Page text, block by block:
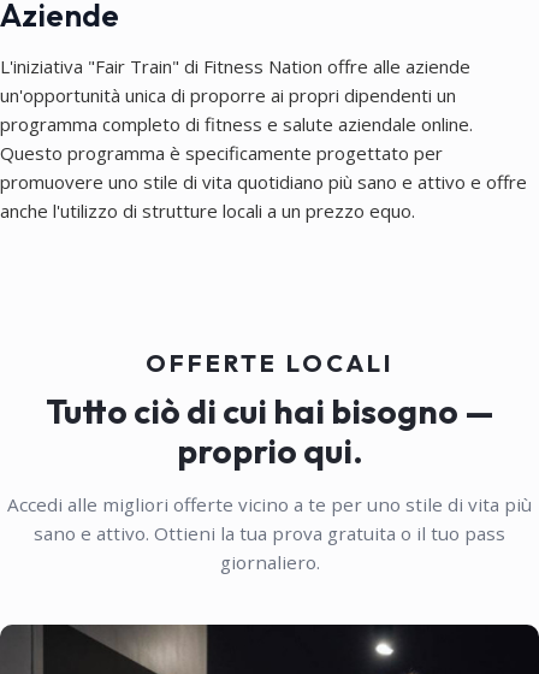
Aziende
L'iniziativa "Fair Train" di Fitness Nation offre alle aziende
un'opportunità unica di proporre ai propri dipendenti un
programma completo di fitness e salute aziendale online.
Questo programma è specificamente progettato per
promuovere uno stile di vita quotidiano più sano e attivo e offre
anche l'utilizzo di strutture locali a un prezzo equo.
OFFERTE LOCALI
Tutto ciò di cui hai bisogno —
proprio qui.
Accedi alle migliori offerte vicino a te per uno stile di vita più
sano e attivo. Ottieni la tua prova gratuita o il tuo pass
giornaliero.